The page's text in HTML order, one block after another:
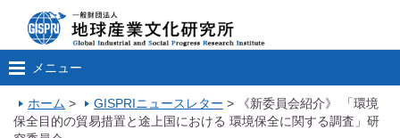
メニュー
ホーム > GISPRIニュースレター >
《新委員会紹介》 「環境
保全目的の貿易措置と途上国における 環境保全に関する調査」研